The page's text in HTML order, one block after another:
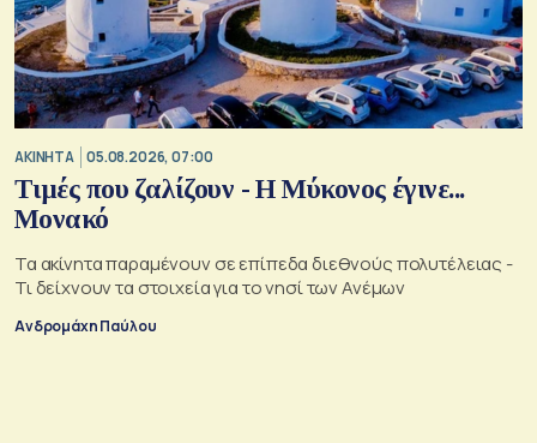
ΑΚΙΝΗΤΑ 05.08.2026, 07:00
Τιμές που ζαλίζουν - Η Μύκονος έγινε...
Μονακό
Τα ακίνητα παραμένουν σε επίπεδα διεθνούς πολυτέλειας -
Τι δείχνουν τα στοιχεία για το νησί των Ανέμων
Ανδρομάχη Παύλου